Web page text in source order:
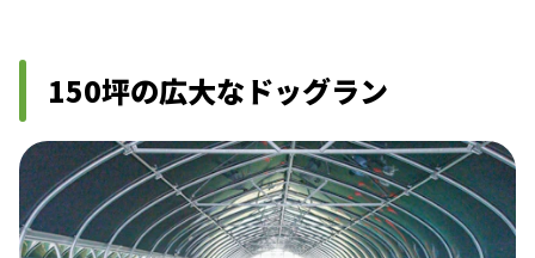
150坪の広大なドッグラン